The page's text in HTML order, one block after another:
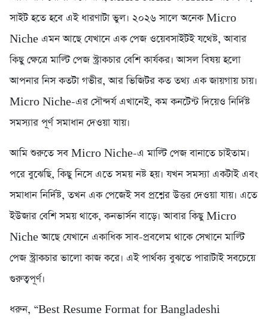
সাইট হতে হবে এই ধারণাটা ভুল। ২০২৬ সালে অনেক Micro
Niche এমন আছে যেখানে এক পেজ ওয়েবসাইটই যথেষ্ট, আবার
কিছু ক্ষেত্রে মাল্টি পেজ স্ট্রাকচার বেশি কার্যকর। আসল বিষয় হলো
আপনার নিস কতটা গভীর, আর ভিজিটর কত তথ্য এক জায়গায় চায়।
Micro Niche-এর সৌন্দর্য এখানেই, কম কনটেন্ট দিয়েও নির্দিষ্ট
সমস্যার পূর্ণ সমাধান দেওয়া যায়।
আমি শুরুতে সব Micro Niche-এ মাল্টি পেজ বানাতে চাইতাম।
পরে বুঝেছি, কিছু নিসে এতে সময় নষ্ট হয়। যখন সমস্যা একটাই এবং
সমাধান নির্দিষ্ট, তখন এক পেজেই সব প্রশ্নের উত্তর দেওয়া যায়। এতে
ইউজার বেশি সময় থাকে, কনভার্সন বাড়ে। আবার কিছু Micro
Niche আছে যেখানে একাধিক সাব-প্রবলেম থাকে সেখানে মাল্টি
পেজ স্ট্রাকচার ভালো কাজ করে। এই পার্থক্য বুঝতে পারাটাই সবচেয়ে
গুরুত্বপূর্ণ।
ধরুন, “Best Resume Format for Bangladeshi